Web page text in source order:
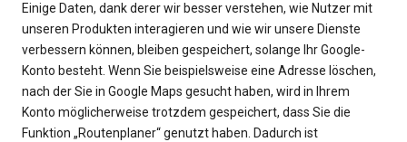
Einige Daten, dank derer wir besser verstehen, wie Nutzer mit
unseren Produkten interagieren und wie wir unsere Dienste
verbessern können, bleiben gespeichert, solange Ihr Google-
Konto besteht. Wenn Sie beispielsweise eine Adresse löschen,
nach der Sie in Google Maps gesucht haben, wird in Ihrem
Konto möglicherweise trotzdem gespeichert, dass Sie die
Funktion „Routenplaner“ genutzt haben. Dadurch ist